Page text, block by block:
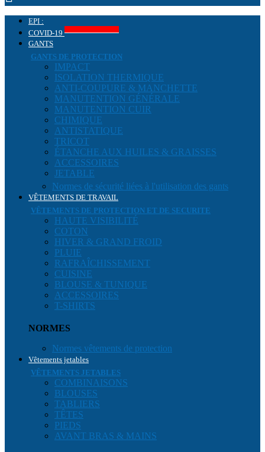
EPI :
COVID-19
GANTS
GANTS DE PROTECTION
IMPACT
ISOLATION THERMIQUE
ANTI-COUPURE & MANCHETTE
MANUTENTION GÉNÉRALE
MANUTENTION CUIR
CHIMIQUE
ANTISTATIQUE
TRICOT
ÉTANCHE AUX HUILES & GRAISSES
ACCESSOIRES
JETABLE
Normes de sécurité liées à l'utilisation des gants
VÊTEMENTS DE TRAVAIL
VÊTEMENTS DE PROTECTION ET DE SECURITE
HAUTE VISIBILITÉ
COTON
HIVER & GRAND FROID
PLUIE
RAFRAÎCHISSEMENT
CUISINE
BLOUSE & TUNIQUE
ACCESSOIRES
T-SHIRTS
NORMES
Normes vêtements de protection
Vêtements jetables
VÊTEMENTS JETABLES
COMBINAISONS
BLOUSES
TABLIERS
TÊTES
PIEDS
AVANT BRAS & MAINS